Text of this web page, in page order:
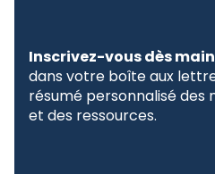
Inscrivez-vous dès
dans votre boîte aux
résumé personnalisé des
et des ressources.